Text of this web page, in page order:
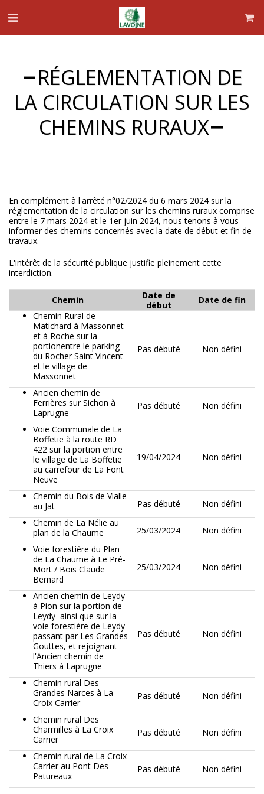
RÉGLEMENTATION DE
LA CIRCULATION SUR LES
CHEMINS RURAUX
En complément à l'arrêté n°02/2024 du 6 mars 2024 sur la
réglementation de la circulation sur les chemins ruraux comprise
entre le 7 mars 2024 et le 1er juin 2024, nous tenons à vous
informer des chemins concernés avec la date de début et fin de
travaux.
L'intérêt de la sécurité publique justifie pleinement cette
interdiction.
Chemin
Date de
début
Date de fin
Chemin Rural de
Matichard à Massonnet
et à Roche sur la
portionentre le parking
du Rocher Saint Vincent
et le village de
Massonnet
Pas débuté Non défini
Ancien chemin de
Ferrières sur Sichon à
Laprugne
Pas débuté Non défini
Voie Communale de La
Boffetie à la route RD
422 sur la portion entre
le village de La Boffetie
au carrefour de La Font
Neuve
19/04/2024 Non défini
Chemin du Bois de Vialle
au Jat
Pas débuté
Non défini
Chemin de La Nélie au
plan de la Chaume
25/03/2024
Non défini
Voie forestière du Plan
de La Chaume à Le Pré-
Mort / Bois Claude
Bernard
25/03/2024 Non défini
Ancien chemin de Leydy
à Pion sur la portion de
Leydy ainsi que sur la
voie forestière de Leydy
passant par Les Grandes
Gouttes, et rejoignant
l'Ancien chemin de
Thiers à Laprugne
Pas débuté Non défini
Chemin rural Des
Grandes Narces à La
Croix Carrier
Pas débuté Non défini
Chemin rural Des
Charmilles à La Croix
Carrier
Pas débuté Non défini
Chemin rural de La Croix
Carrier au Pont Des
Patureaux
Pas débuté Non défini